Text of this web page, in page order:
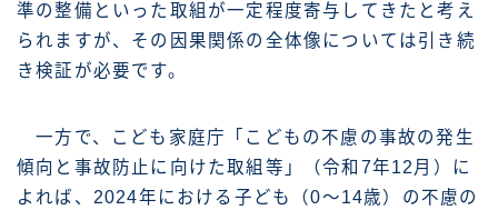
準の整備といった取組が一定程度寄与してきたと考え
られますが、その因果関係の全体像については引き続
き検証が必要です。
一方で、こども家庭庁「こどもの不慮の事故の発生
傾向と事故防止に向けた取組等」（令和7年12月）に
よれば、2024年における子ども（0〜14歳）の不慮の